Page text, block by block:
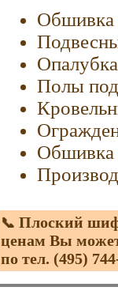
Обшивка
Опалубка
Полы
Обшивка
📞 Плоский
ценам Вы
по тел. (495)